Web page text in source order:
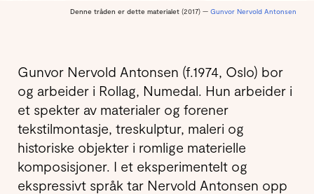
Denne tråden er dette materialet (2017) — Gunvor Nervold Antonsen
Gunvor Nervold Antonsen (f.1974, Oslo) bor
og arbeider i Rollag, Numedal. Hun arbeider i
et spekter av materialer og forener
tekstilmontasje, treskulptur, maleri og
historiske objekter i romlige materielle
komposisjoner. I et eksperimentelt og
ekspressivt språk tar Nervold Antonsen opp